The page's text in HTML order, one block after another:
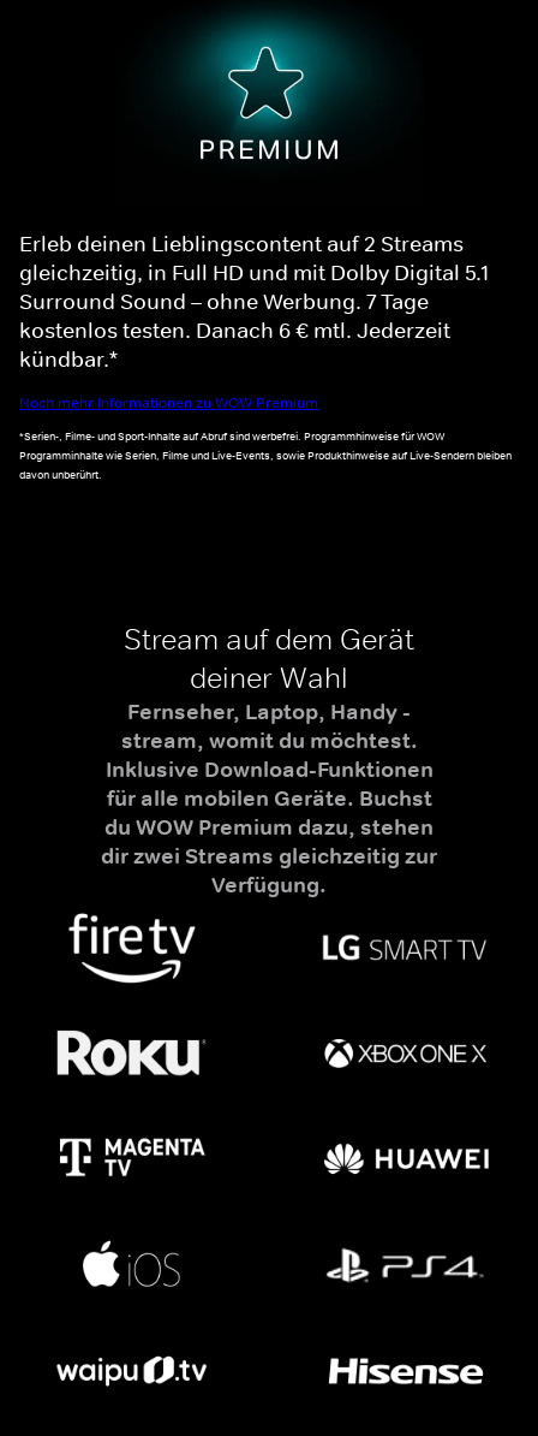
Erleb deinen Lieblingscontent auf 2 Streams
gleichzeitig, in Full HD und mit Dolby Digital 5.1
Surround Sound – ohne Werbung. 7 Tage
kostenlos testen. Danach 6 € mtl. Jederzeit
kündbar.*
Noch mehr Informationen zu WOW Premium
*Serien-, Filme- und Sport-Inhalte auf Abruf sind werbefrei. Programmhinweise für WOW
Programminhalte wie Serien, Filme und Live-Events, sowie Produkthinweise auf Live-Sendern bleiben
davon unberührt.
Stream auf dem Gerät
deiner Wahl
Fernseher, Laptop, Handy -
stream, womit du möchtest.
Inklusive Download-Funktionen
für alle mobilen Geräte. Buchst
du WOW Premium dazu, stehen
dir zwei Streams gleichzeitig zur
Verfügung.